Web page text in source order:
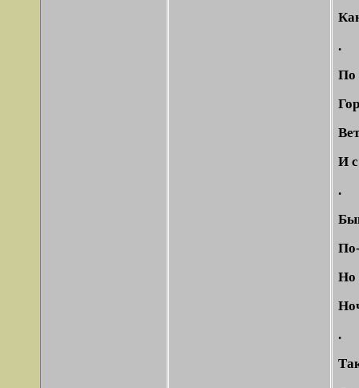
.
По
И
.
Но
.